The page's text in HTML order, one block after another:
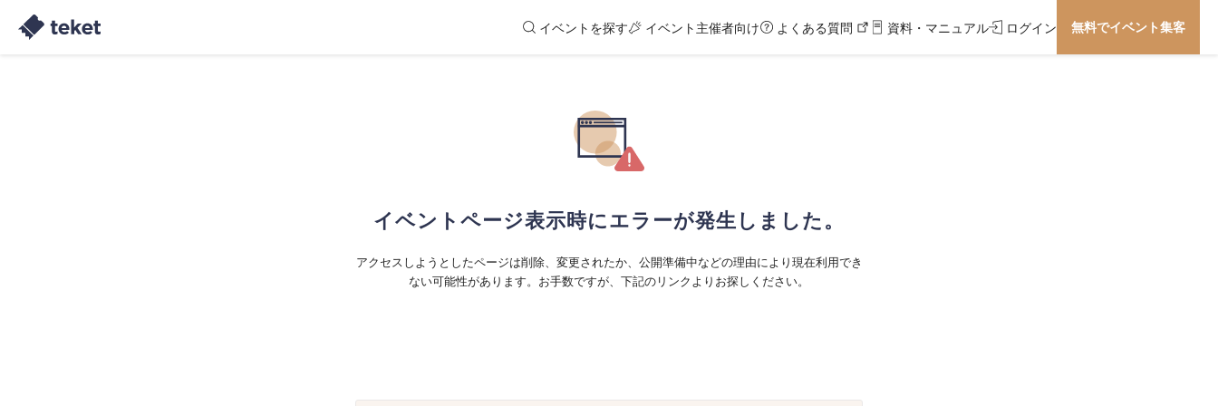
イベントを探す イベント主催者向け よくある質問 資料・マニュアル ログイン 無料でイベント集客
イベントページ表示時にエラーが発生しました。
アクセスしようとしたページは削除、変更されたか、公開準備中などの理由により現在利用でき
ない可能性があります。お手数ですが、下記のリンクよりお探しください。